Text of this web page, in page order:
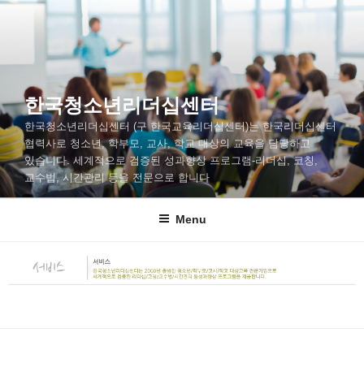
한국청소년리더십센터
한국청소년리더십센터 (구 한국교육리더십센터)는 한국리더십센터
협력사로 청소년, 학부모, 교사, 학교 대상의 교육을 담당하고
있습니다. 세계적으로 검증된 성과향상 프로그램-리더십, 코칭,
교수법, 시간관리 등을 전문으로 합니다
Menu